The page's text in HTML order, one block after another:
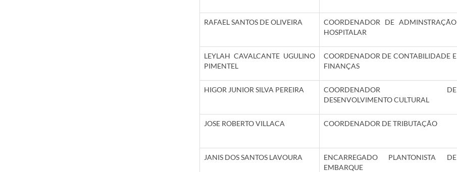
RAFAEL SANTOS DE OLIVEIRA
COORDENADOR DE ADMINSTRAÇÃO
HOSPITALAR
LEYLAH CAVALCANTE UGULINO
PIMENTEL
COORDENADOR DE CONTABILIDADE E
FINANÇAS
HIGOR JUNIOR SILVA PEREIRA
COORDENADOR DE
DESENVOLVIMENTO CULTURAL
JOSE ROBERTO VILLACA COORDENADOR DE TRIBUTAÇÃO
JANIS DOS SANTOS LAVOURA
ENCARREGADO PLANTONISTA DE
EMBARQUE